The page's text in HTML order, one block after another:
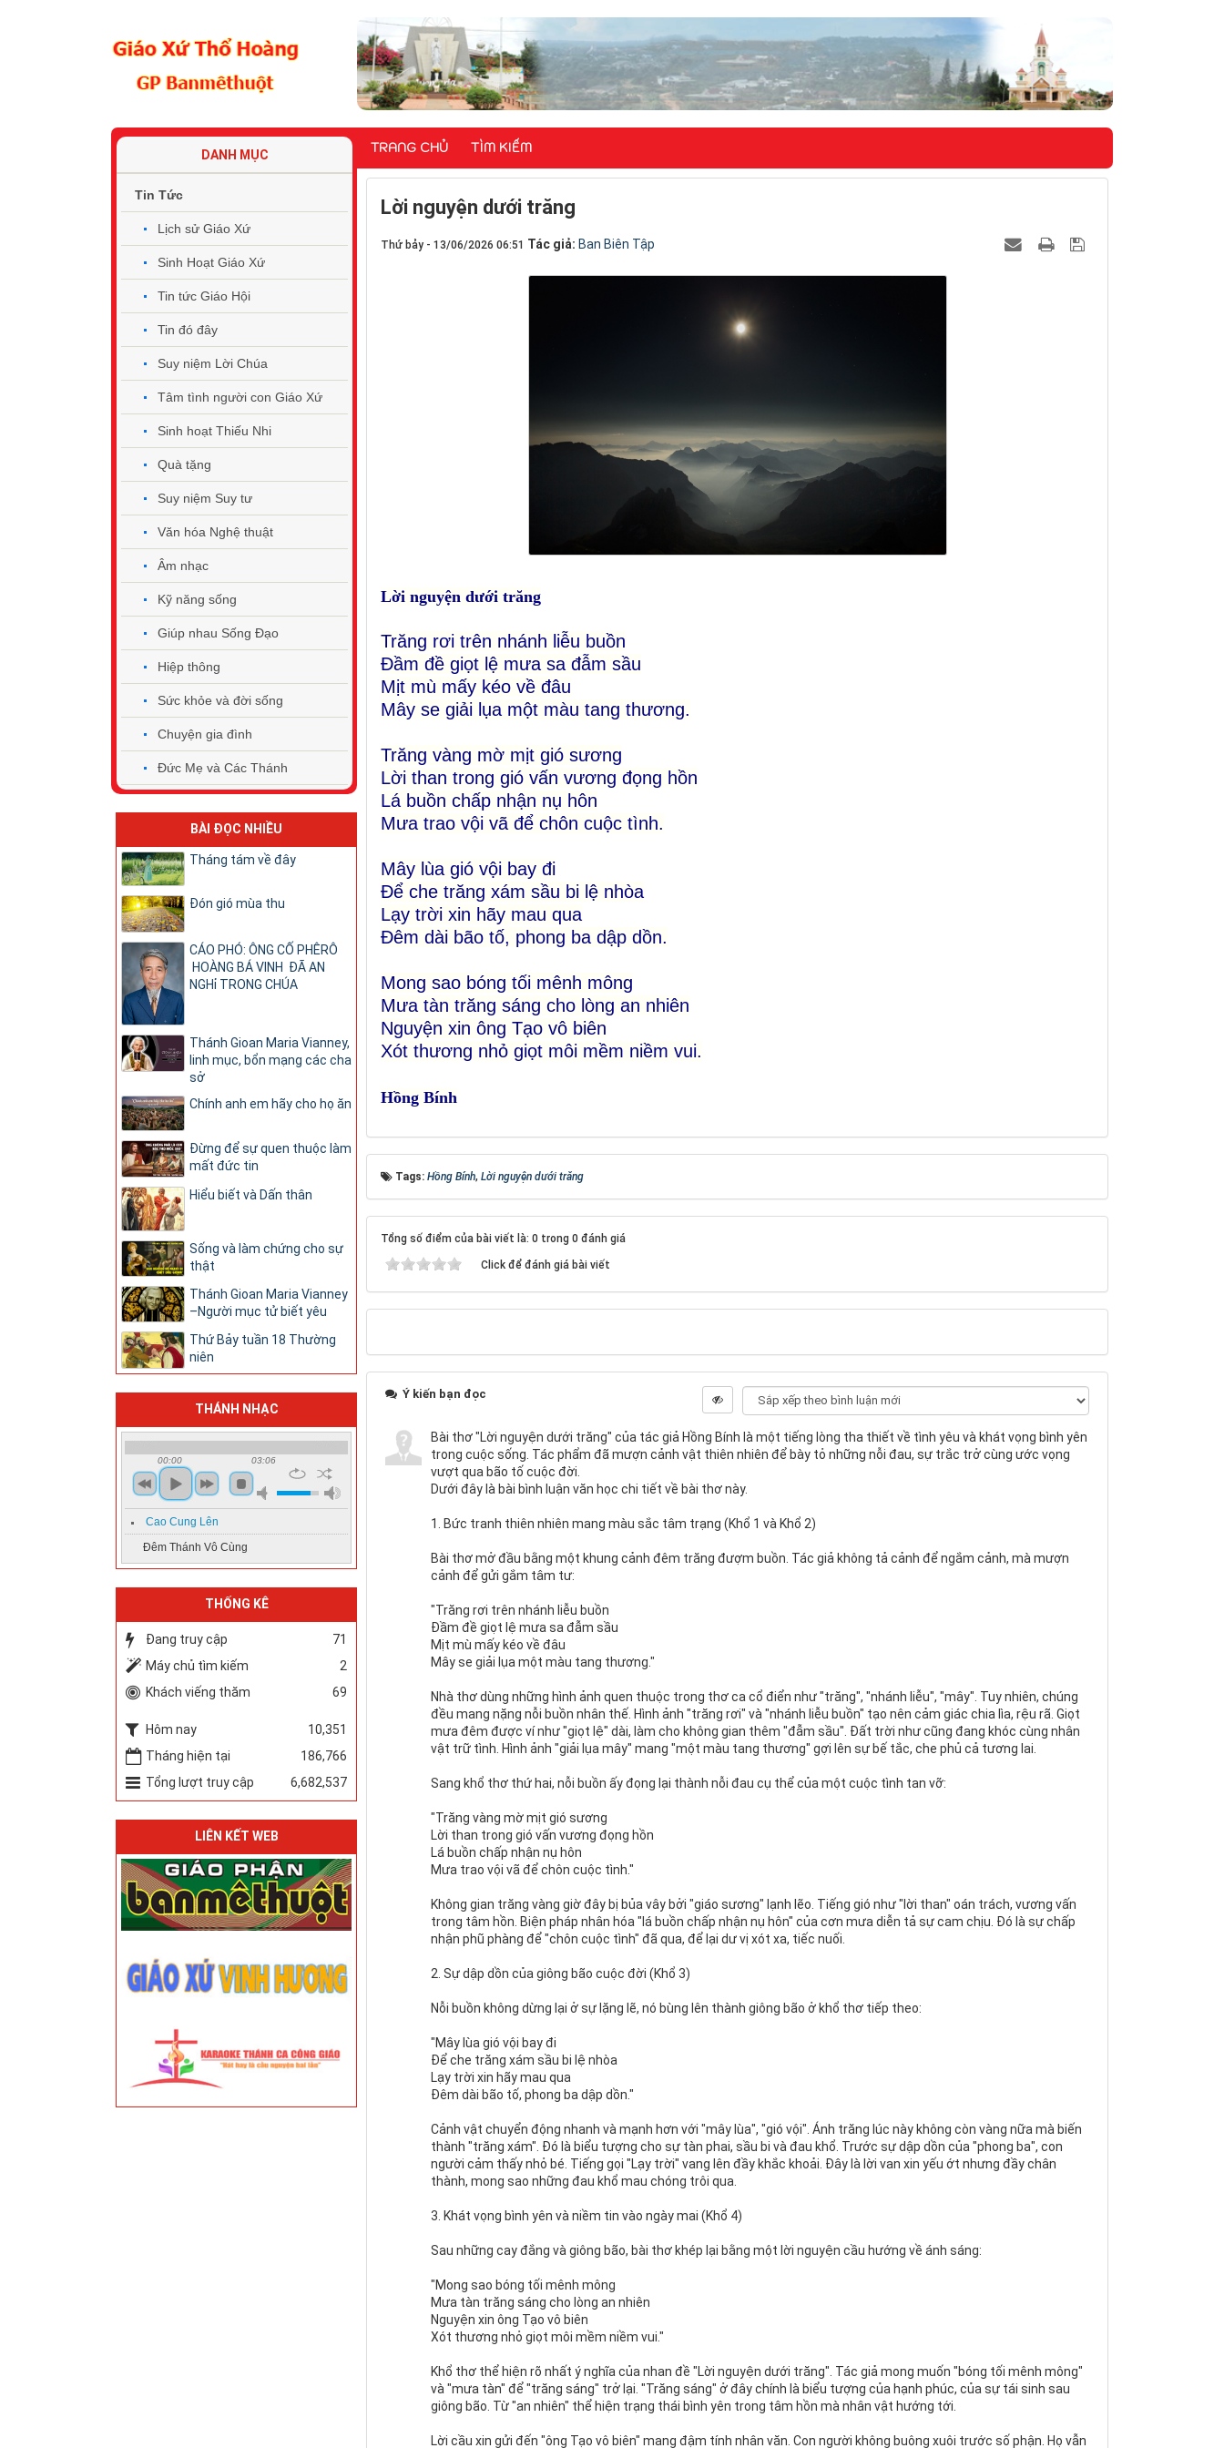
TRANG CHỦ TÌM KIẾM
​​​​​​​Lời nguyện dưới trăng
Thứ bảy - 13/06/2026 06:51 Tác giả: Ban Biên Tập
Lời nguyện dưới trăng
Trăng rơi trên nhánh liễu buồn
Đầm đề giọt lệ mưa sa đẫm sầu
Mịt mù mấy kéo về đâu
Mây se giải lụa một màu tang thương.
Trăng vàng mờ mịt gió sương
Lời than trong gió vấn vương đọng hồn
Lá buồn chấp nhận nụ hôn
Mưa trao vội vã để chôn cuộc tình.
Mây lùa gió vội bay đi
Để che trăng xám sầu bi lệ nhòa
Lạy trời xin hãy mau qua
Đêm dài bão tố, phong ba dập dồn.
Mong sao bóng tối mênh mông
Mưa tàn trăng sáng cho lòng an nhiên
Nguyện xin ông Tạo vô biên
Xót thương nhỏ giọt môi mềm niềm vui.
Hồng Bính
Tags: Hồng Bính, Lời nguyện dưới trăng
Tổng số điểm của bài viết là: 0 trong 0 đánh giá
Click để đánh giá bài viết
Ý kiến bạn đọc
Bài thơ "Lời nguyện dưới trăng" của tác giả Hồng Bính là một tiếng lòng tha thiết về tình yêu và khát vọng bình yên
trong cuộc sống. Tác phẩm đã mượn cảnh vật thiên nhiên để bày tỏ những nỗi đau, sự trắc trở cùng ước vọng
vượt qua bão tố cuộc đời.
Dưới đây là bài bình luận văn học chi tiết về bài thơ này.
1. Bức tranh thiên nhiên mang màu sắc tâm trạng (Khổ 1 và Khổ 2)
Bài thơ mở đầu bằng một khung cảnh đêm trăng đượm buồn. Tác giả không tả cảnh để ngắm cảnh, mà mượn
cảnh để gửi gắm tâm tư:
"Trăng rơi trên nhánh liễu buồn
Đầm đề giọt lệ mưa sa đẫm sầu
Mịt mù mấy kéo về đâu
Mây se giải lụa một màu tang thương."
Nhà thơ dùng những hình ảnh quen thuộc trong thơ ca cổ điển như "trăng", "nhánh liễu", "mây". Tuy nhiên, chúng
đều mang nặng nỗi buồn nhân thế. Hình ảnh "trăng rơi" và "nhánh liễu buồn" tạo nên cảm giác chia lìa, rệu rã. Giọt
mưa đêm được ví như "giọt lệ" dài, làm cho không gian thêm "đẫm sầu". Đất trời như cũng đang khóc cùng nhân
vật trữ tình. Hình ảnh "giải lụa mây" mang "một màu tang thương" gợi lên sự bế tắc, che phủ cả tương lai.
Sang khổ thơ thứ hai, nỗi buồn ấy đọng lại thành nỗi đau cụ thể của một cuộc tình tan vỡ:
"Trăng vàng mờ mịt gió sương
Lời than trong gió vấn vương đọng hồn
Lá buồn chấp nhận nụ hôn
Mưa trao vội vã để chôn cuộc tình."
Không gian trăng vàng giờ đây bị bủa vây bởi "giáo sương" lạnh lẽo. Tiếng gió như "lời than" oán trách, vương vấn
trong tâm hồn. Biện pháp nhân hóa "lá buồn chấp nhận nụ hôn" của cơn mưa diễn tả sự cam chịu. Đó là sự chấp
nhận phũ phàng để "chôn cuộc tình" đã qua, để lại dư vị xót xa, tiếc nuối.
2. Sự dập dồn của giông bão cuộc đời (Khổ 3)
Nỗi buồn không dừng lại ở sự lặng lẽ, nó bùng lên thành giông bão ở khổ thơ tiếp theo:
"Mây lùa gió vội bay đi
Để che trăng xám sầu bi lệ nhòa
Lạy trời xin hãy mau qua
Đêm dài bão tố, phong ba dập dồn."
Cảnh vật chuyển động nhanh và mạnh hơn với "mây lùa", "gió vội". Ánh trăng lúc này không còn vàng nữa mà biến
thành "trăng xám". Đó là biểu tượng cho sự tàn phai, sầu bi và đau khổ. Trước sự dập dồn của "phong ba", con
người cảm thấy nhỏ bé. Tiếng gọi "Lạy trời" vang lên đầy khắc khoải. Đây là lời van xin yếu ớt nhưng đầy chân
thành, mong sao những đau khổ mau chóng trôi qua.
3. Khát vọng bình yên và niềm tin vào ngày mai (Khổ 4)
Sau những cay đắng và giông bão, bài thơ khép lại bằng một lời nguyện cầu hướng về ánh sáng:
"Mong sao bóng tối mênh mông
Mưa tàn trăng sáng cho lòng an nhiên
Nguyện xin ông Tạo vô biên
Xót thương nhỏ giọt môi mềm niềm vui."
Khổ thơ thể hiện rõ nhất ý nghĩa của nhan đề "Lời nguyện dưới trăng". Tác giả mong muốn "bóng tối mênh mông"
và "mưa tàn" để "trăng sáng" trở lại. "Trăng sáng" ở đây chính là biểu tượng của hạnh phúc, của sự tái sinh sau
giông bão. Từ "an nhiên" thể hiện trạng thái bình yên trong tâm hồn mà nhân vật hướng tới.
Lời cầu xin gửi đến "ông Tạo vô biên" mang đậm tính nhân văn. Con người không buông xuôi trước số phận. Họ vẫn
DANH MỤC
Tin Tức
Lịch sử Giáo Xứ
Sinh Hoạt Giáo Xứ
Tin tức Giáo Hội
Tin đó đây
Suy niệm Lời Chúa
Tâm tình người con Giáo Xứ
Sinh hoạt Thiếu Nhi
Quà tặng
Suy niệm Suy tư
Văn hóa Nghệ thuật
Âm nhạc
Kỹ năng sống
Giúp nhau Sống Đạo
Hiệp thông
Sức khỏe và đời sống
Chuyện gia đình
Đức Mẹ và Các Thánh
BÀI ĐỌC NHIỀU
Tháng tám về đây
Đón gió mùa thu
CÁO PHÓ: ÔNG CỐ PHÊRÔ
HOÀNG BÁ VINH ĐÃ AN
NGHỉ TRONG CHÚA
Thánh Gioan Maria Vianney,
linh mục, bổn mạng các cha
sở
Chính anh em hãy cho họ ăn
Đừng để sự quen thuộc làm
mất đức tin
Hiểu biết và Dấn thân
Sống và làm chứng cho sự
thật
Thánh Gioan Maria Vianney
–Người mục tử biết yêu
Thứ Bảy tuần 18 Thường
niên
THÁNH NHẠC
00:00 03:06
Cao Cung Lên
Đêm Thánh Vô Cùng
THỐNG KÊ
Đang truy cập
71
Máy chủ tìm kiếm
2
Khách viếng thăm
69
Hôm nay
10,351
Tháng hiện tại
186,766
Tổng lượt truy cập
6,682,537
LIÊN KẾT WEB